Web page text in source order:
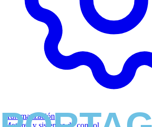
Automatización
Motores y sistemas de control